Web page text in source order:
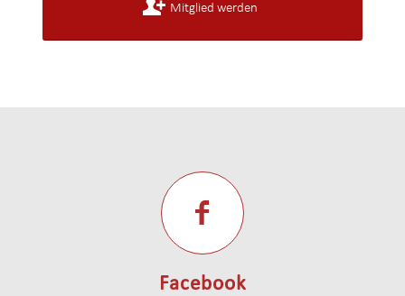
Mitglied werden
Facebook